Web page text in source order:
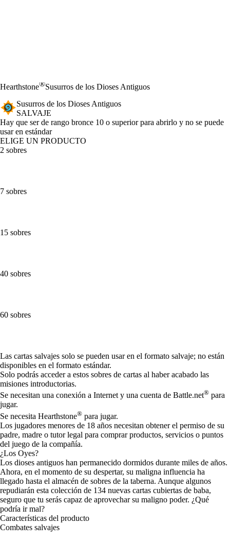
Hearthstone®Susurros de los Dioses Antiguos
Susurros de los Dioses Antiguos
SALVAJE
Product Notification
Hay que ser de rango bronce 10 o superior para abrirlo y no se puede
usar en estándar
ELIGE UN PRODUCTO
2 sobres
7 sobres
15 sobres
40 sobres
60 sobres
Available actions
Las cartas salvajes solo se pueden usar en el formato salvaje; no están
disponibles en el formato estándar.
Solo podrás acceder a estos sobres de cartas al haber acabado las
misiones introductorias.
Se necesitan una conexión a Internet y una cuenta de Battle.net® para
jugar.
Se necesita Hearthstone® para jugar.
Los jugadores menores de 18 años necesitan obtener el permiso de su
padre, madre o tutor legal para comprar productos, servicios o puntos
del juego de la compañía.
¿Los Oyes?
Los dioses antiguos han permanecido dormidos durante miles de años.
Ahora, en el momento de su despertar, su maligna influencia ha
llegado hasta el almacén de sobres de la taberna. Aunque algunos
repudiarán esta colección de 134 nuevas cartas cubiertas de baba,
seguro que tu serás capaz de aprovechar su maligno poder. ¿Qué
podría ir mal?
Características del producto
Combates salvajes